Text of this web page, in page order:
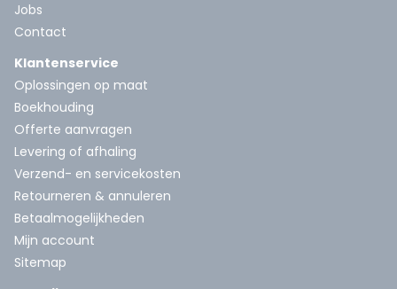
Jobs
Contact
Klantenservice
Oplossingen op maat
Boekhouding
Offerte aanvragen
Levering of afhaling
Verzend- en servicekosten
Retourneren & annuleren
Betaalmogelijkheden
Mijn account
Sitemap